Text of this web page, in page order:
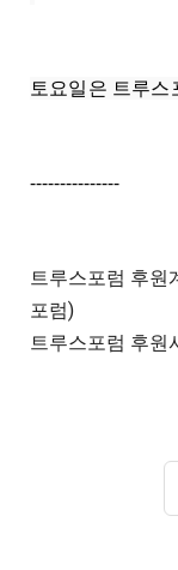
토요일은 트루
---------------
트루스포럼 후원
포럼)
트루스포럼 후원